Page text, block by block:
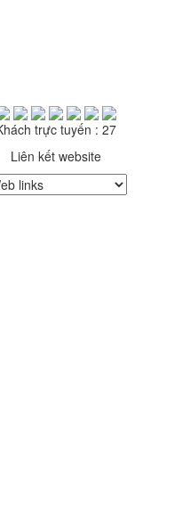
trực tuyến : 27
Liên kết website